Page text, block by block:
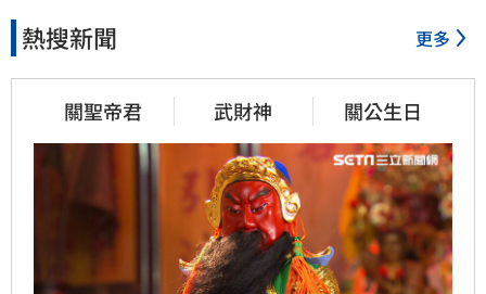
熱搜新聞 更多
關聖帝君 武財神 關公生日